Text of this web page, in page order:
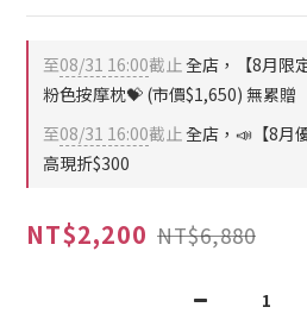
至08/31 16:00截止全店，【8月限
粉色按摩枕💝 (市價$1,650) 無累贈
至08/31 16:00截止全店，📣【8月
高現折$300
NT$2,200 NT$6,880